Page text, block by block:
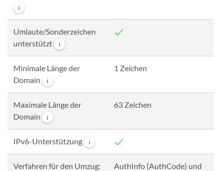
i
Umlaute/Sonderzeichen
unterstützt
i
Minimale Länge der
Domain
i
1 Zeichen
Maximale Länge der
Domain
i
63 Zeichen
IPv6-Unterstützung i
Verfahren für den Umzug:
AuthInfo (AuthCode) und